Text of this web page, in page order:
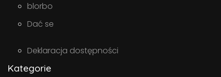
blorbo
Dać se
Deklaracja dostępności
Kategorie